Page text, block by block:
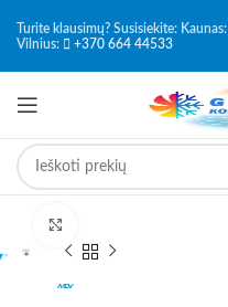
Turite klausimų? Susisiekite: Kaunas:
Vilnius:
+370 664 44533